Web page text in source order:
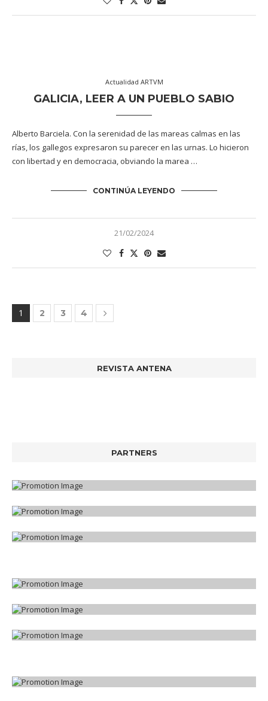
Actualidad ARTVM
GALICIA, LEER A UN PUEBLO SABIO
Alberto Barciela. Con la serenidad de las mareas calmas en las
rías, los gallegos expresaron su parecer en las urnas. Lo hicieron
con libertad y en democracia, obviando la marea …
CONTINÚA LEYENDO
21/02/2024
1 2 3 4
REVISTA ANTENA
PARTNERS